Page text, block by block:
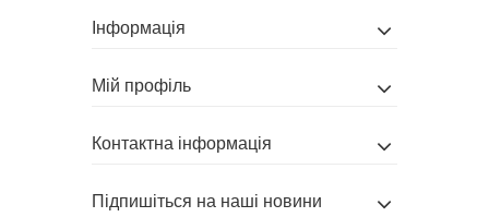
Інформація
Мій профіль
Контактна інформація
Підпишіться на наші новини